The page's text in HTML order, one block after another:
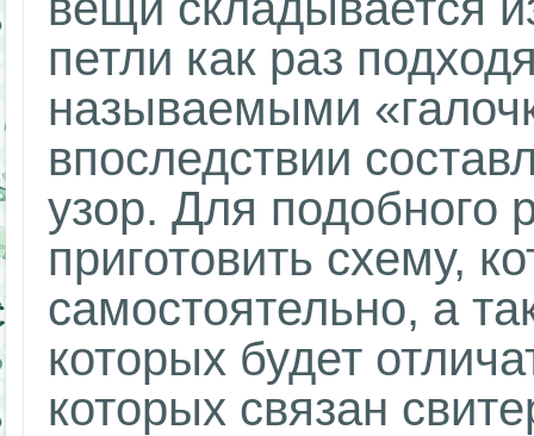
петли как раз
называемыми
впоследствии
узор. Для подобного
приготовить схему,
самостоятельно, а
которых будет
которых связан